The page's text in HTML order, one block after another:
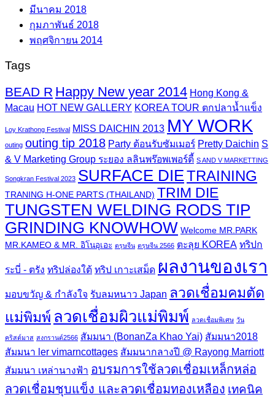
มีนาคม 2018
กุมภาพันธ์ 2018
พฤศจิกายน 2014
Tags
BEAD R Happy New year 2014 Hong Kong &
Macau HOT NEW GALLERY KOREA TOUR ตกปลาน้ำแข็ง
Loy Krathong Festival MISS DAICHIN 2013 MY WORK
outing outing tip 2018 Party ต้อนรับซัมเมอร์ Pretty Daichin S
& V Marketing Group ระยอง ลลินพร๊อพเพอร์ตี้ S AND V MARKETTING
Songkran Festival 2023 SURFACE DIETRAINING
TRANING H-ONE PARTS (THAILAND) TRIM DIE
TUNGSTEN WELDING RODS TIP
GRINDING KNOWHOW Welcome MR.PARK
MR.KAMEO & MR. อิโนอุเอะ ตรุษจีน ตรุษจีน 2566 ตะลุย KOREA ทริปก
ระบี่ - ตรัง ทริปล่องใต้ ทริป เกาะเสม็ด ผลงานของเรา
มอบขวัญ & กำลังใจ รับลมหนาว Japan ลวดเชื่อมคมตัด
แม่พิมพ์ ลวดเชื่อมผิวแม่พิมพ์ ลวดเชื่อมพิเศษ วัน
คริสต์มาส สงกรานต์2566 สัมมนา (BonanZa Khao Yai) สัมมนา2018
สัมมนา ler vimarncottages สัมมนากลางปี @ Rayong Marriott
สัมมนา เหล่านางฟ้า อบรมการใช้ลวดเชื่อมเหล็กหล่อ
ลวดเชื่อมชุบแข็ง และลวดเชื่อมทองเหลือง เทคนิค